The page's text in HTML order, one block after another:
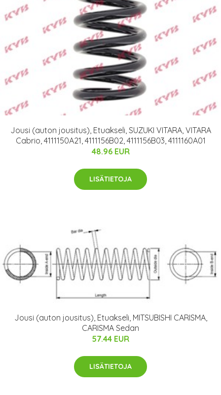
Jousi (auton jousitus), Etuakseli, SUZUKI VITARA, VITARA
Cabrio, 4111150A21, 4111156B02, 4111156B03, 4111160A01
48.96 EUR
LISÄTIETOJA
Jousi (auton jousitus), Etuakseli, MITSUBISHI CARISMA,
CARISMA Sedan
57.44 EUR
LISÄTIETOJA